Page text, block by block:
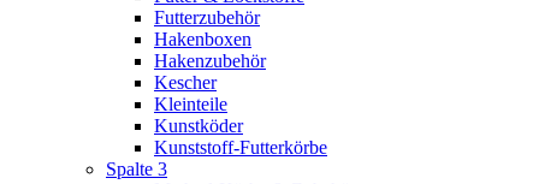
Futterzubehör
Hakenboxen
Hakenzubehör
Kescher
Kleinteile
Kunstköder
Kunststoff-Futterkörbe
Spalte 3